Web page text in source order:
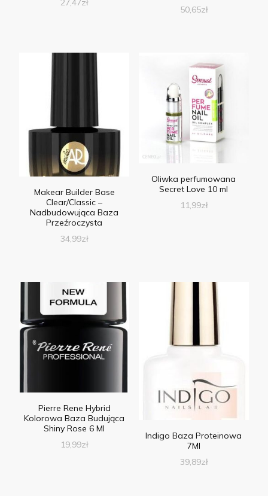
27,47zł
50,65zł
Makear Builder Base
Clear/Classic –
Nadbudowująca Baza
Przeźroczysta
34,99zł
Oliwka perfumowana
Secret Love 10 ml
11,99zł
Pierre Rene Hybrid
Kolorowa Baza Budująca
Shiny Rose 6 Ml
19,99zł
Indigo Baza Proteinowa
7Ml
39,89zł